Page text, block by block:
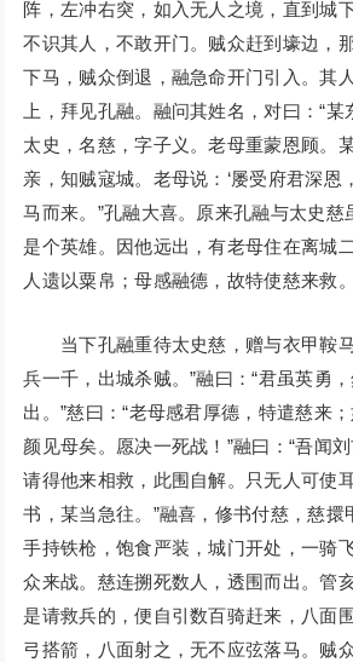
阵，左冲右突，如入无人之境，直到城
不识其人，不敢开门。贼众赶到壕边，
下马，贼众倒退，融急命开门引入。其
上，拜见孔融。融问其姓名，对曰：“
太史，名慈，字子义。老母重蒙恩顾。
亲，知贼寇城。老母说：‘屡受府君深恩
马而来。”孔融大喜。原来孔融与太史慈
是个英雄。因他远出，有老母住在离城
人遗以粟帛；母感融德，故特使慈来救。
当下孔融重待太史慈，赠与衣甲鞍马
兵一千，出城杀贼。”融曰：“君虽英勇
出。”慈曰：“老母感君厚德，特遣慈来
颜见母矣。愿决一死战！”融曰：“吾闻
请得他来相救，此围自解。只无人可使
书，某当急往。”融喜，修书付慈，慈擐
手持铁枪，饱食严装，城门开处，一骑
众来战。慈连搠死数人，透围而出。管
是请救兵的，便自引数百骑赶来，八面
弓搭箭，八面射之，无不应弦落马。贼